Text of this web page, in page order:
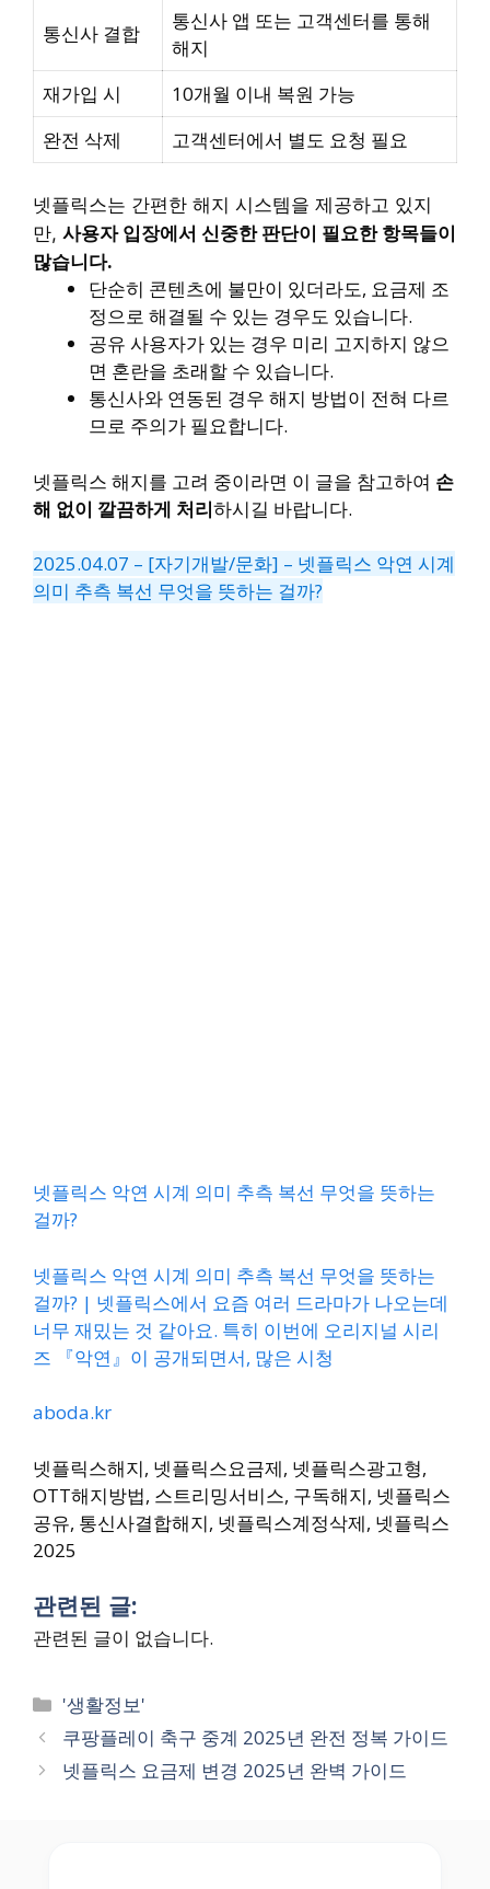
통신사 결합
통신사 앱 또는 고객센터를 통해
해지
재가입 시
10개월 이내 복원 가능
완전 삭제
고객센터에서 별도 요청 필요
넷플릭스는 간편한 해지 시스템을 제공하고 있지
만, 사용자 입장에서 신중한 판단이 필요한 항목들이
많습니다.
단순히 콘텐츠에 불만이 있더라도, 요금제 조
정으로 해결될 수 있는 경우도 있습니다.
공유 사용자가 있는 경우 미리 고지하지 않으
면 혼란을 초래할 수 있습니다.
통신사와 연동된 경우 해지 방법이 전혀 다르
므로 주의가 필요합니다.
넷플릭스 해지를 고려 중이라면 이 글을 참고하여 손
해 없이 깔끔하게 처리하시길 바랍니다.
2025.04.07 – [자기개발/문화] – 넷플릭스 악연 시계
의미 추측 복선 무엇을 뜻하는 걸까?
넷플릭스 악연 시계 의미 추측 복선 무엇을 뜻하는
걸까?
넷플릭스 악연 시계 의미 추측 복선 무엇을 뜻하는
걸까? | 넷플릭스에서 요즘 여러 드라마가 나오는데
너무 재밌는 것 같아요. 특히 이번에 오리지널 시리
즈 『악연』이 공개되면서, 많은 시청
aboda.kr
넷플릭스해지, 넷플릭스요금제, 넷플릭스광고형,
OTT해지방법, 스트리밍서비스, 구독해지, 넷플릭스
공유, 통신사결합해지, 넷플릭스계정삭제, 넷플릭스
2025
관련된 글:
관련된 글이 없습니다.
Categories
'생활정보'
쿠팡플레이 축구 중계 2025년 완전 정복 가이드
넷플릭스 요금제 변경 2025년 완벽 가이드